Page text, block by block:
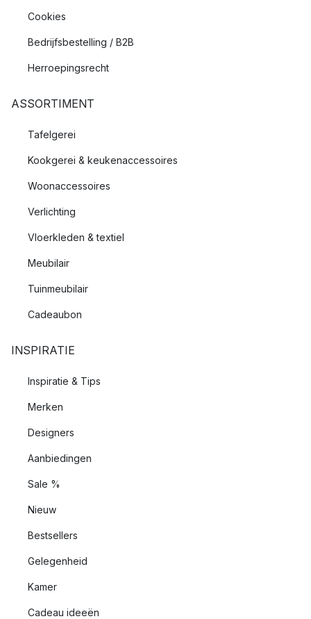
Cookies
Bedrijfsbestelling / B2B
Herroepingsrecht
ASSORTIMENT
Tafelgerei
Kookgerei & keukenaccessoires
Woonaccessoires
Verlichting
Vloerkleden & textiel
Meubilair
Tuinmeubilair
Cadeaubon
INSPIRATIE
Inspiratie & Tips
Merken
Designers
Aanbiedingen
Sale %
Nieuw
Bestsellers
Gelegenheid
Kamer
Cadeau ideeën